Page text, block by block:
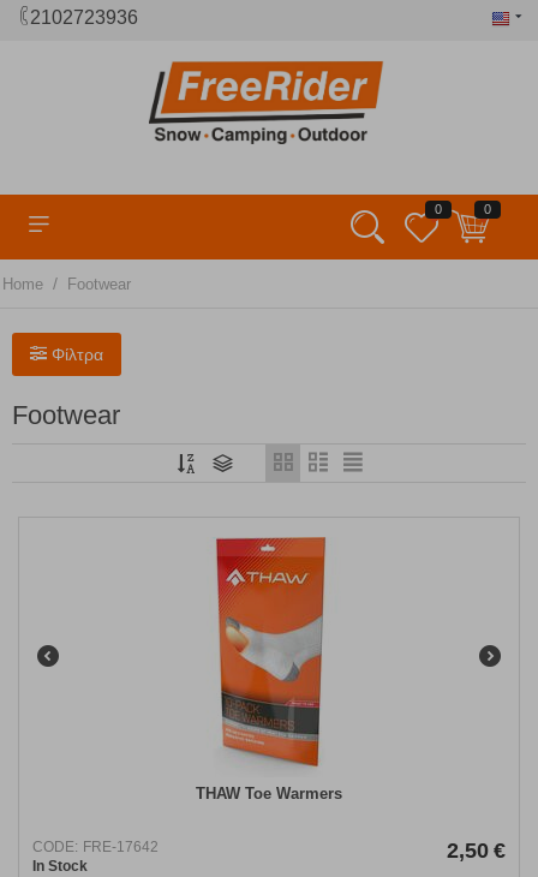
2102723936
0 0
Home / Footwear
Φίλτρα
Footwear
THAW Toe Warmers
CODE: FRE-17642
In Stock
2,50 €